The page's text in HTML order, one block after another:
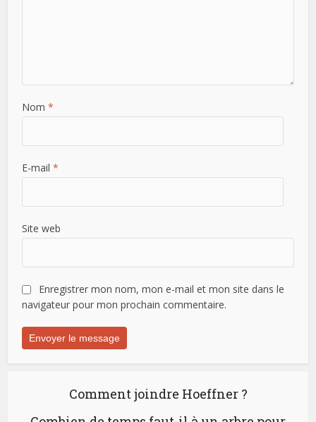
Nom*
E-mail*
Site web
Enregistrer mon nom, mon e-mail et mon site dans le
navigateur pour mon prochain commentaire.
Comment joindre Hoeffner ?